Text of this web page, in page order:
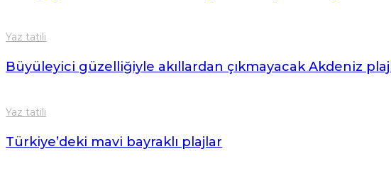
Yaz tatili
Büyüleyici güzelliğiyle akıllardan çıkmayacak Akdeniz
Yaz tatili
Türkiye’deki mavi bayraklı plajlar